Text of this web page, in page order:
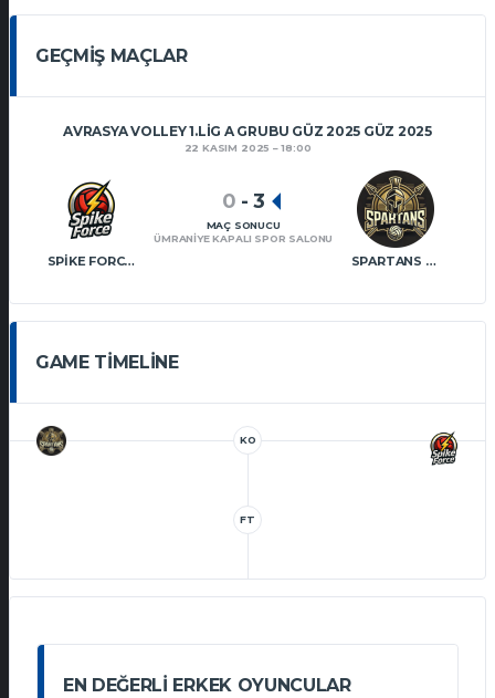
GEÇMIŞ MAÇLAR
AVRASYA VOLLEY 1.LIG A GRUBU GÜZ 2025 GÜZ 2025
22 KASIM 2025 18:00
SPIKE FORCE VT SPARTANS VT
0 - 3
MAÇ SONUCU
ÜMRANIYE KAPALI SPOR SALONU
GAME TIMELINE
KO
FT
EN DEĞERLI ERKEK OYUNCULAR